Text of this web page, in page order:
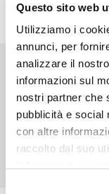
Questo sito web
Utilizziamo i
annunci, per
analizzare il
informazioni sul
nostri partner che
pubblicità e social
con altre
raccolto dal suo
Vous n'avez
Contactez-nous